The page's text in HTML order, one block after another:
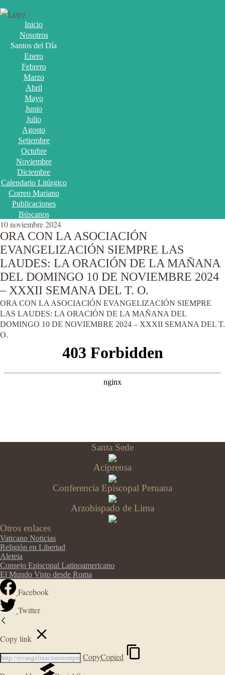
Inicio
Nosotros
Santos del Día
Enero
Febrero
Marzo
Abril
Mayo
Junio
Julio
Agosto
Setiembre
Octubre
Noviembre
Diciembre
Calendario Litúrgico
Correo Mariano
Publicaciones
Búscanos
10 noviembre 2024
ORA CON LA ASOCIACIÓN
EVANGELIZACIÓN SIEMPRE LAS
LAUDES: LA ORACIÓN DE LA MAÑANA
DEL DOMINGO 10 DE NOVIEMBRE 2024
– XXXII SEMANA DEL T. O.
ORA CON LA ASOCIACIÓN EVANGELIZACIÓN SIEMPRE
LAS LAUDES: LA ORACIÓN DE LA MAÑANA DEL
DOMINGO 10 DE NOVIEMBRE 2024 – XXXII SEMANA DEL T.
O.
Santa Sede
Aciprensa
Conferencia Episcopal Peruana
Arzobispado de Lima
Otros enlaces
Vaticano Noticias
Religión en Libertad
Aleteia
Consejo Episcopal Latinoamericano
El Mundo Visto desde Roma
Facebook
Twitter
Copy link
CopyCopied